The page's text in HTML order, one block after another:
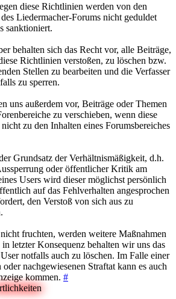
diese Richtlinien werden von den
Liedermacher-Forums nicht geduldet
sanktioniert.
behalten sich das Recht vor, alle Beiträge,
Richtlinien verstoßen, zu löschen bzw.
Stellen zu bearbeiten und die Verfasser
zu sperren.
uns außerdem vor, Beiträge oder Themen
zu verschieben, wenn diese
zu den Inhalten eines Forumsbereiches
Grundsatz der Verhältnismäßigkeit, d.h.
oder öffentlicher Kritik am
Users wird dieser möglichst persönlich
auf das Fehlverhalten angesprochen
den Verstoß von sich aus zu
fruchten, werden weitere Maßnahmen
in letzter Konsequenz behalten wir uns das
notfalls auch zu löschen. Im Falle einer
oder nachgewiesenen Straftat kann es auch
kommen. #